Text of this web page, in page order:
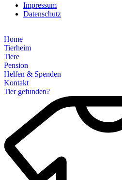
Impressum
Datenschutz
Home
Tierheim
Tiere
Pension
Helfen & Spenden
Kontakt
Tier gefunden?